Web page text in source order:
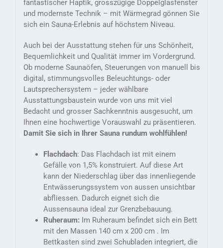
fantastischer Haptik, grosszügige Doppelglasfenster
und modernste Technik – mit Wärmegrad gönnen Sie
sich ein Sauna-Erlebnis auf höchstem Niveau.
Auch bei der Ausstattung stehen für uns Schönheit,
Bequemlichkeit und Qualität immer im Vordergrund.
Ob moderne Saunaöfen, Steuerungen von manuell bis
digital, stimmungsvolles Beleuchtungs- oder
Lautsprechersystem – jeder wählbare
Ausstattungsbaustein wurde von uns mit viel
Bedacht und grosser Sachkenntnis ausgesucht, um
Ihnen eine hochwertige Vorauswahl zu präsentieren.
Damit Sie sich in Ihrer Sauna rundum wohlfühlen!
Flachdach: Das Flachdach ist mit einem
Gefälle von 1,5% konstruiert. Auf diese Art
kann der Niederschlag über das innenliegende
Entwässerungssystem von aussen unsichtbar
abfliessen. Dadurch eignet sich die
Aussensauna ideal zur Grenzbebauung.
Ruheraum: Im Ruheraum befindet sich ein Bett
mit den Massen 140 cm x 200 cm . Im
Bettkasten sind zwei Schubladen integriert, die